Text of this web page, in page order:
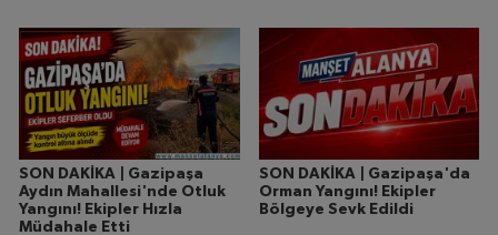
SON DAKİKA | Gazipaşa
Aydın Mahallesi'nde Otluk
Yangını! Ekipler Hızla
Müdahale Etti
SON DAKİKA | Gazipaşa'da
Orman Yangını! Ekipler
Bölgeye Sevk Edildi